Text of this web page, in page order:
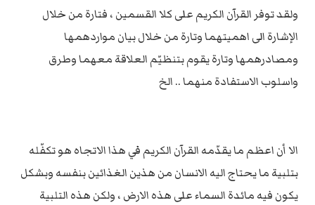
ولقد توفر القرآن الكريم على كلا القسمين ، فتارة من خلال
الإشارة الى اهميتهما وتارة من خلال بيان مواردهمها
ومصادرهمها وتارة يقوم بتنظيّم العلاقة معهما وطرق
واسلوب الاستفادة منهما .. الخ
الا أن اعظم ما يقدّمه القرآن الكريم في هذا الاتجاه هو تكفّله
بتلبية ما يحتاج اليه الانسان من هذين الغذائين بنفسه وبشكل
يكون فيه مائدة السماء على هذه الارض ، ولكن هذه التلبية